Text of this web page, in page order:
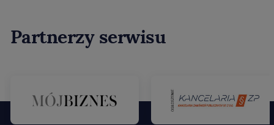
Partnerzy serwisu